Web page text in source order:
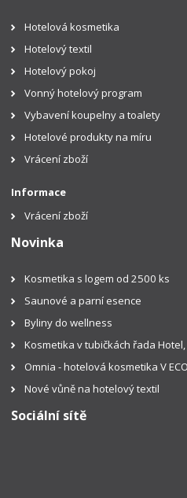
Hotelová kosmetika
Hotelový textil
Hotelový pokoj
Vonný hotelový program
Vybavení koupelny a toalety
Hotelové produkty na míru
Vrácení zboží
Informace
Vrácení zboží
Novinka
Kosmetika s logem od 2500 ks
Saunové a parní esence
Byliny do wellness
Kosmetika v tubičkách řada
Omnia - hotelová kosmetika V
Nové vůně na hotelový textil
Sociální sítě